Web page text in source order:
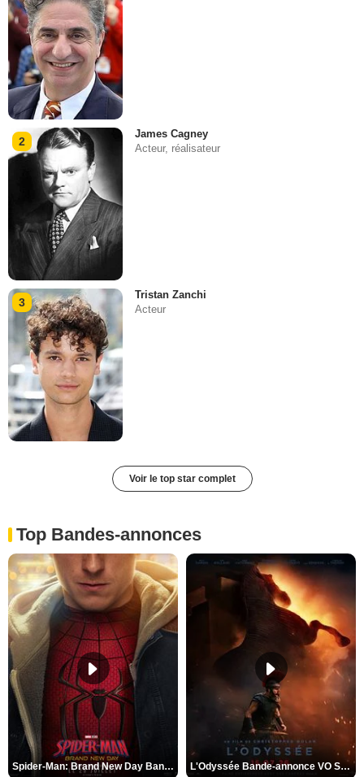
2
James Cagney
Acteur, réalisateur
3
Tristan Zanchi
Acteur
Voir le top star complet
Top Bandes-annonces
Spider-Man: Brand New Day Bande-annonce VO STFR L'Odyssée Bande-annonce VO STFR